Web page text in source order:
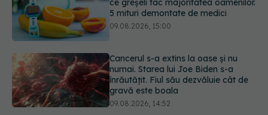
Cancerul s-a extins la oase și nu
numai. Starea lui Joe Biden s-a
09.08.2026, 14:52
Câte zile de concediu avem nevoie
într-un an? Răspunsul oferit de un
studiu desfășurat timp de 40 de ani